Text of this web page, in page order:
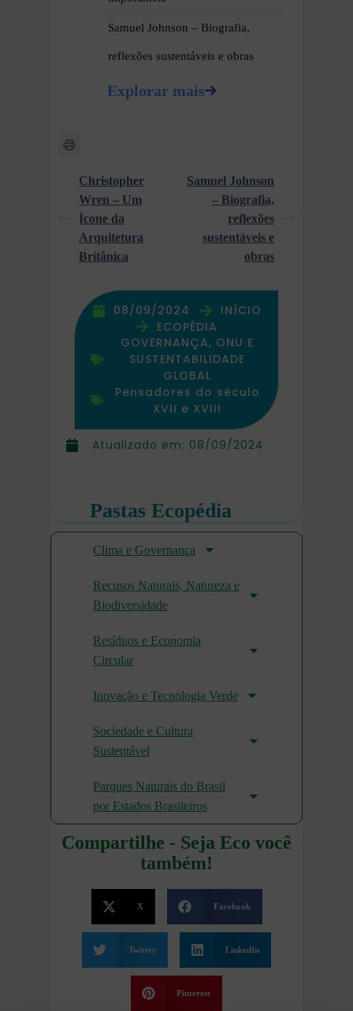
Atualizado em: 08/09/2024
Samuel Johnson – Biografia,
reflexões sustentáveis e obras
Explorar mais
Christopher
Wren – Um
Ícone da
Arquitetura
Britânica
Samuel Johnson
– Biografia,
reflexões
sustentáveis e
obras
08/09/2024
INÍCIO
ECOPÉDIA
GOVERNANÇA, ONU E
SUSTENTABILIDADE
GLOBAL
Pensadores do século
XVII e XVIII
Pastas Ecopédia
Clima e Governança
Recusos Naturais, Natureza e
Biodiversidade
Resíduos e Economia
Circular
Inovação e Tecnologia Verde
Sociedade e Cultura
Sustentável
Parques Naturais do Brasil
por Estados Brasileiros
Compartilhe - Seja Eco você
também!
X Facebook
Twitter LinkedIn
Pinterest